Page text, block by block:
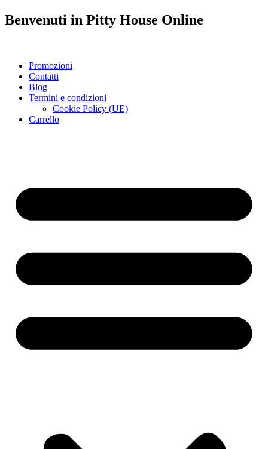
Benvenuti in Pitty House Online
Promozioni
Contatti
Blog
Termini e condizioni
Cookie Policy (UE)
Carrello